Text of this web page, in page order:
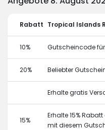
Rabatt Tropical Islands
10% Gutscheincode
20% Beliebter
Erhalte gratis
15%
Erhalte 15%
mit diesem